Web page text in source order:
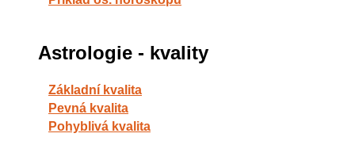
Astrologie - kvality
Základní kvalita
Pevná kvalita
Pohyblivá kvalita